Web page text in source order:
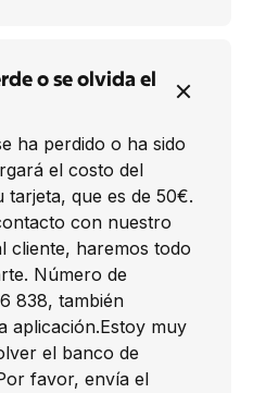
o se olvida el
ha perdido o ha sido
el costo del
tarjeta, que es de 50€.
con nuestro
cliente, haremos todo
Número de
838, también
aplicación.Estoy muy
el banco de
favor, envía el